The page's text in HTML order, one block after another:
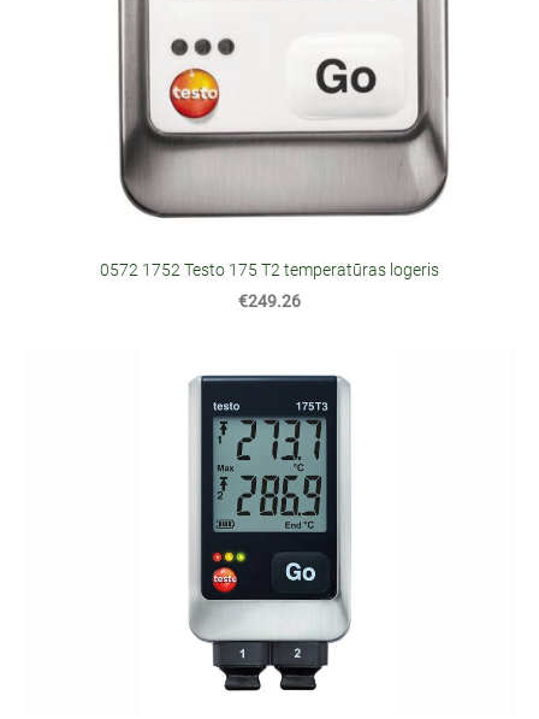
0572 1752 Testo 175 T2 temperatūras logeris
€249.26